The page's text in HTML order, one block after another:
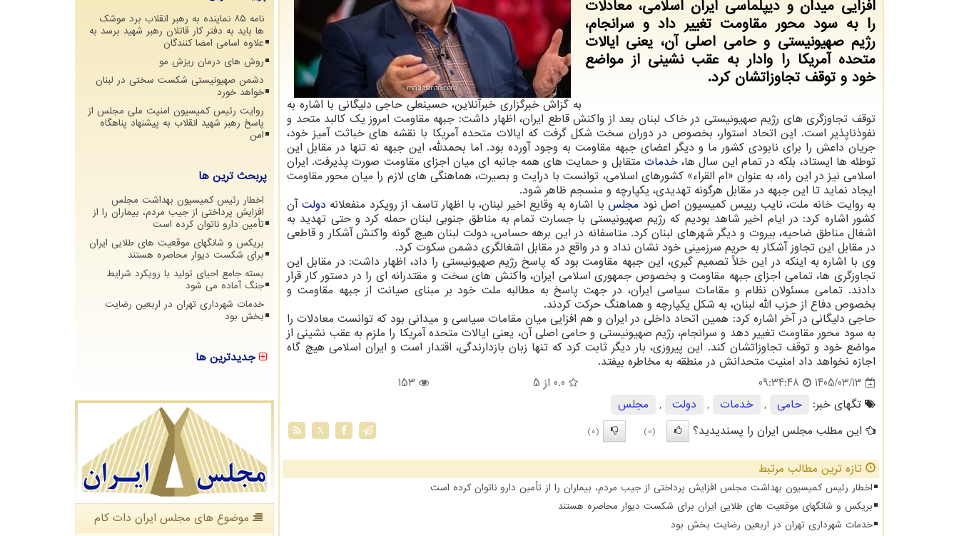
افزایی میدان و دیپلماسی ایران اسلامی، معادلات
را به سود محور مقاومت تغییر داد و سرانجام،
رژیم صهیونیستی و حامی اصلی آن، یعنی ایالات
متحده آمریکا را وادار به عقب نشینی از مواضع
خود و توقف تجاوزاتشان کرد.
به گزاش خبرگزاری خبرآنلاین، حسینعلی حاجی دلیگانی با اشاره به
توقف تجاوزگری های رژیم صهیونیستی در خاک لبنان بعد از واکنش قاطع ایران، اظهار داشت: جبهه مقاومت امروز یک کالبد متحد و
نفوذناپذیر است. این اتحاد استوار، بخصوص در دوران سخت شکل گرفت که ایالات متحده آمریکا با نقشه های خباثت آمیز خود،
جریان داعش را برای نابودی کشور ما و دیگر اعضای جبهه مقاومت به وجود آورده بود. اما بحمدلله، این جبهه نه تنها در مقابل این
توطئه ها ایستاد، بلکه در تمام این سال ها،خدمات متقابل و حمایت های همه جانبه ای میان اجزای مقاومت صورت پذیرفت. ایران
اسلامی نیز در این راه، به عنوان «ام القراء» کشورهای اسلامی، توانست با درایت و بصیرت، هماهنگی های لازم را میان محور مقاومت
ایجاد نماید تا این جبهه در مقابل هرگونه تهدیدی، یکپارچه و منسجم ظاهر شود.
به روایت خانه ملت، نایب رییس کمیسیون اصل نود مجلسبا اشاره به وقایع اخیر لبنان، با اظهار تاسف از رویکرد منفعلانه دولت آن
کشور اشاره کرد: در ایام اخیر شاهد بودیم که رژیم صهیونیستی با جسارت تمام به مناطق جنوبی لبنان حمله کرد و حتی تهدید به
اشغال مناطق ضاحیه، بیروت و دیگر شهرهای لبنان کرد. متاسفانه در این برهه حساس، دولت لبنان هیچ گونه واکنش آشکار و قاطعی
در مقابل این تجاوز آشکار به حریم سرزمینی خود نشان نداد و در واقع در مقابل اشغالگری دشمن سکوت کرد.
وی با اشاره به اینکه در این خلأ تصمیم گیری، این جبهه مقاومت بود که پاسخ رژیم صهیونیستی را داد، اظهار داشت: در مقابل این
تجاوزگری ها، تمامی اجزای جبهه مقاومت و بخصوص جمهوری اسلامی ایران، واکنش های سخت و مقتدرانه ای را در دستور کار قرار
دادند. تمامی مسئولان نظام و مقامات سیاسی ایران، در جهت پاسخ به مطالبه ملت خود بر مبنای صیانت از جبهه مقاومت و
بخصوص دفاع از حزب الله لبنان، به شکل یکپارچه و هماهنگ حرکت کردند.
حاجی دلیگانی در آخر اشاره کرد: همین اتحاد داخلی در ایران و هم افزایی میان مقامات سیاسی و میدانی بود که توانست معادلات را
به سود محور مقاومت تغییر دهد و سرانجام، رژیم صهیونیستی و حامی اصلی آن، یعنی ایالات متحده آمریکا را ملزم به عقب نشینی از
مواضع خود و توقف تجاوزاتشان کند. این پیروزی، بار دیگر ثابت کرد که تنها زبان بازدارندگی، اقتدار است و ایران اسلامی هیچ گاه
اجازه نخواهد داد امنیت متحدانش در منطقه به مخاطره بیفتد.
1405/03/13
09:34:48
0.0 از 5
153
تگهای خبر:
حامی , خدمات , دولت ,
مجلس
این مطلب مجلس ایران را پسندیدید؟
(0)
(0)
X
تازه ترین مطالب مرتبط
اخطار رئیس کمیسیون بهداشت مجلس افزایش پرداختی از جیب مردم، بیماران را از تأمین دارو ناتوان کرده است
بریکس و شانگهای موقعیت های طلایی ایران برای شکست دیوار محاصره هستند
خدمات شهرداری تهران در اربعین رضایت بخش بود
نامه ۸۵ نماینده به رهبر انقلاب برد موشک
ها باید به دفتر کار قاتلان رهبر شهید برسد به
علاوه اسامی امضا کنندگان
روش های درمان ریزش مو
دشمن صهیونیستی شکست سختی در لبنان
خواهد خورد
روایت رئیس کمیسیون امنیت ملی مجلس از
پاسخ رهبر شهید انقلاب به پیشنهاد پناهگاه
امن
پربحث ترین ها
اخطار رئیس کمیسیون بهداشت مجلس
افزایش پرداختی از جیب مردم، بیماران را از
تأمین دارو ناتوان کرده است
بریکس و شانگهای موقعیت های طلایی ایران
برای شکست دیوار محاصره هستند
بسته جامع احیای تولید با رویکرد شرایط
جنگ آماده می شود
خدمات شهرداری تهران در اربعین رضایت
بخش بود
جدیدترین ها
موضوع های مجلس ایران دات كام